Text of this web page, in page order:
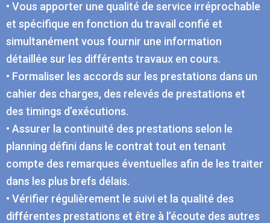
• Vous apporter une qualité de service irréprochable
et spécifique en fonction du travail confié et
simultanément vous fournir une information
détaillée sur les différents travaux en cours.
• Formaliser les accords sur les prestations dans un
cahier des charges, des relevés de prestations et
des timings d’exécutions.
• Assurer la continuité des prestations selon le
planning défini dans le contrat tout en tenant
compte des remarques éventuelles afin de les traiter
dans les plus brefs délais.
• Vérifier régulièrement le suivi et la qualité des
différentes prestations et être à l’écoute des autres